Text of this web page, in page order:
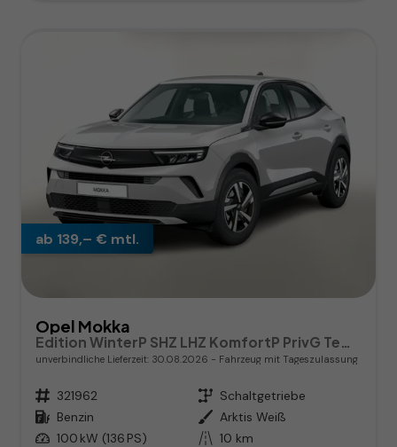
ab 139,– € mtl.
Opel Mokka
unverbindliche Lieferzeit: 30.08.2026 Fahrzeug mit Tageszulassung
Fahrzeugnr. 321962 Getriebe Schaltgetriebe
Kraftstoff Benzin Außenfarbe Arktis Weiß
Leistung 100 kW (136 PS) Kilometerstand 10 km